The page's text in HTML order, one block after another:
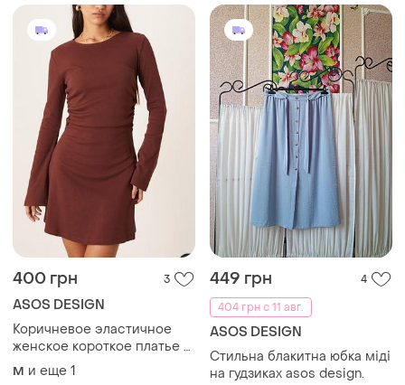
400 грн 3
ASOS DESIGN
Коричневое эластичное
женское короткое платье в
рубчик
M и еще 1
449 грн
4
404 грн с 11 авг.
ASOS DESIGN
Стильна блакитна юбка міді
на гудзиках asos design.